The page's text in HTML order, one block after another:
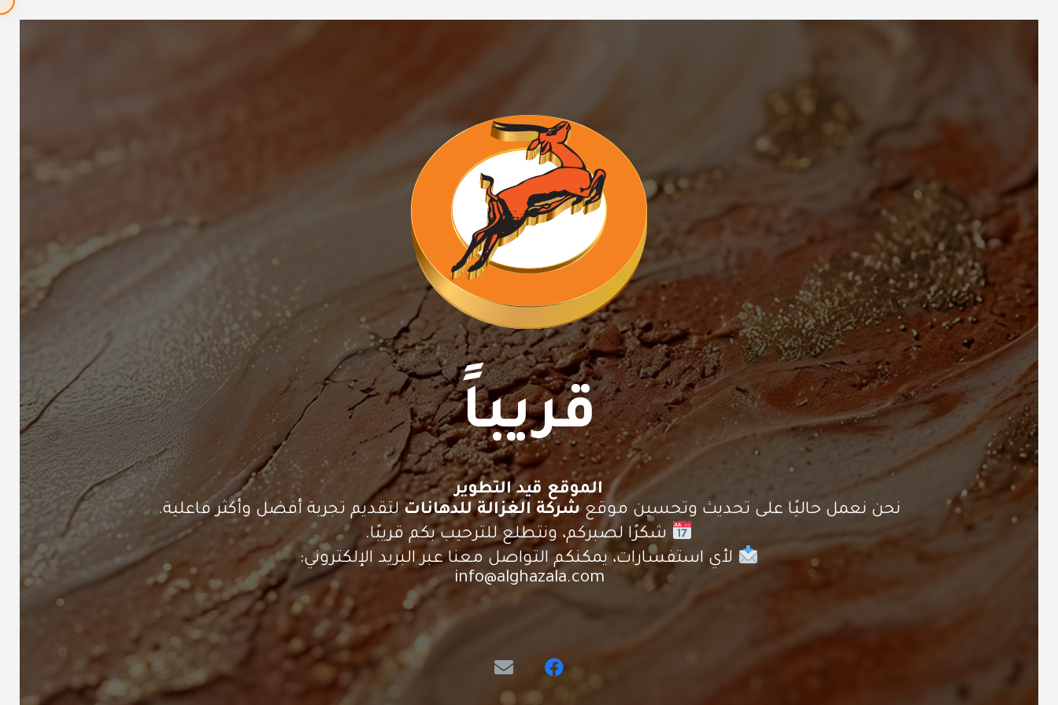
قريباً
الموقع قيد التطوير
نحن نعمل حاليًا على تحديث وتحسين موقعشركة الغزالة للدهانات لتقديم تجربة أفضل وأكثر فاعلية.
شكرًا لصبركم، ونتطلع للترحيب بكم قريبًا.
لأي استفسارات، يمكنكم التواصل معنا عبر البريد الإلكتروني:
info@alghazala.com